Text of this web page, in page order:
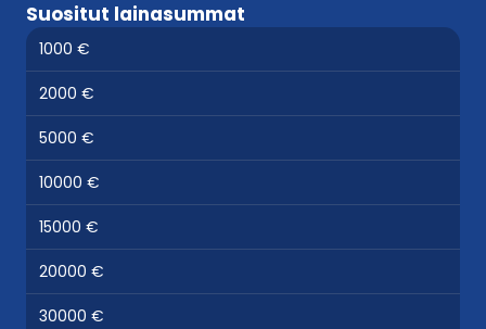
Suositut lainasummat
1000 €
2000 €
5000 €
10000 €
15000 €
20000 €
30000 €